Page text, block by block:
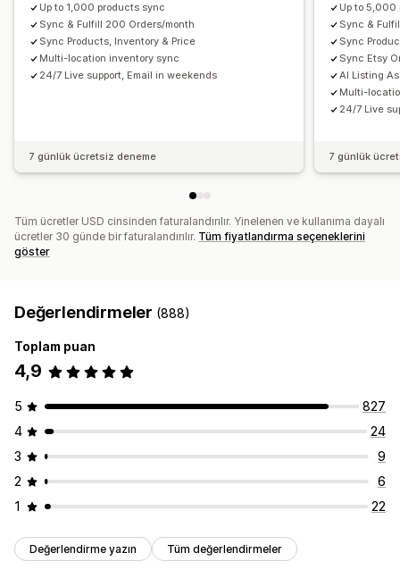
Gerçek zamanlı durum Ayrıntılı günlükler
Up to 1,000 products sync
Sync & Fulfill 200 Orders/month
Sync Products, Inventory & Price
Multi-location inventory sync
24/7 Live support, Email in weekends
7 günlük ücretsiz deneme
Up to 5,000
Sync &
Sync
Sync Etsy
AI Listing
Multi-
24/7 Live
7 günlük
Tüm ücretler USD cinsinden faturalandırılır. Yinelenen ve kullanıma dayalı
ücretler 30 günde bir faturalandırılır. Tüm fiyatlandırma seçeneklerini
göster
Değerlendirmeler (888)
Toplam puan
4,9
5
827
4
24
3
9
2
6
1
22
Değerlendirme yazın Tüm değerlendirmeler